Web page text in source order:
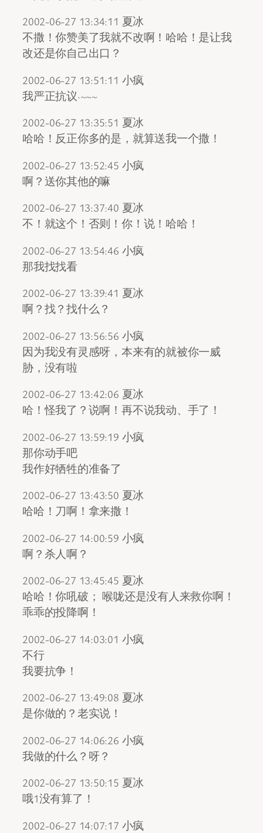
2002-06-27 13:34:11 夏冰
不撒！你赞美了我就不改啊！哈哈！是让我
改还是你自己出口？
2002-06-27 13:51:11 小疯
我严正抗议·~~~
2002-06-27 13:35:51 夏冰
哈哈！反正你多的是，就算送我一个撒！
2002-06-27 13:52:45 小疯
啊？送你其他的嘛
2002-06-27 13:37:40 夏冰
不！就这个！否则！你！说！哈哈！
2002-06-27 13:54:46 小疯
那我找找看
2002-06-27 13:39:41 夏冰
啊？找？找什么？
2002-06-27 13:56:56 小疯
因为我没有灵感呀，本来有的就被你一威
胁，没有啦
2002-06-27 13:42:06 夏冰
哈！怪我了？说啊！再不说我动、手了！
2002-06-27 13:59:19 小疯
那你动手吧
我作好牺牲的准备了
2002-06-27 13:43:50 夏冰
哈哈！刀啊！拿来撒！
2002-06-27 14:00:59 小疯
啊？杀人啊？
2002-06-27 13:45:45 夏冰
哈哈！你吼破； 喉咙还是没有人来救你啊！
乖乖的投降啊！
2002-06-27 14:03:01 小疯
不行
我要抗争！
2002-06-27 13:49:08 夏冰
是你做的？老实说！
2002-06-27 14:06:26 小疯
我做的什么？呀？
2002-06-27 13:50:15 夏冰
哦1没有算了！
2002-06-27 14:07:17 小疯